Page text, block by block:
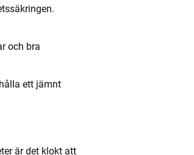
och bra
ett jämnt
är det klokt att